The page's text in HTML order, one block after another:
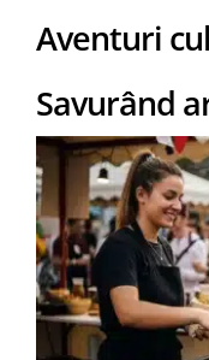
Aventuri
Savurând